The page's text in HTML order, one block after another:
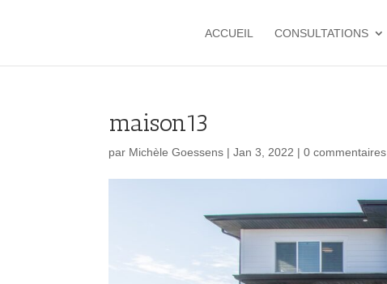
ACCUEIL CONSULTATIONS
maison13
par Michèle Goessens |Jan 3, 2022 |0 commentaires